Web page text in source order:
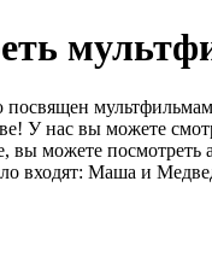
У нас вы можете
вы можете
входят: Маша и